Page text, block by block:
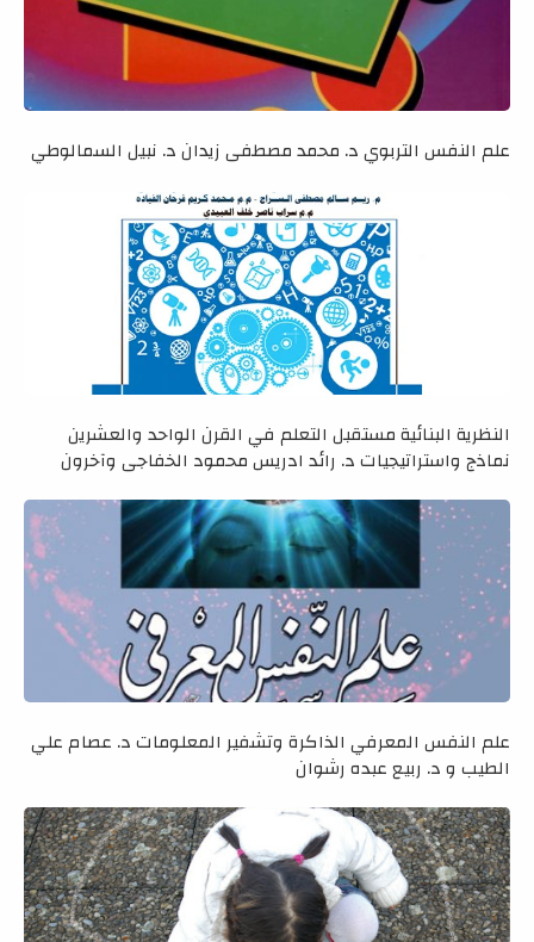
علم النفس التربوي د. محمد مصطفى زيدان د. نبيل السمالوطي
النظرية البنائية مستقبل التعلم في القرن الواحد والعشرين
نماذج واستراتيجيات د. رائد ادريس محمود الخفاجي وآخرون
علم النفس المعرفي الذاكرة وتشفير المعلومات د. عصام علي
الطيب و د. ربيع عبده رشوان